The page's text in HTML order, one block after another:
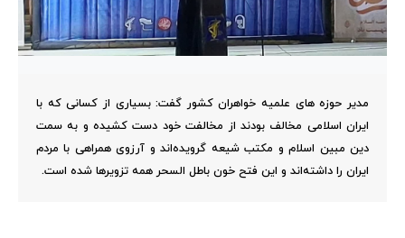
مدیر حوزه های علمیه خواهران کشور گفت: بسیاری از کسانی که با
ایران اسلامی مخالف بودند از مخالفت خود دست کشیده و به سمت
دین مبین اسلام و مکتب شیعه گرویده‌اند و آرزوی همراهی با مردم
ایران را داشته‌اند و این فتح خون باطل السحر همه تزویرها شده است.